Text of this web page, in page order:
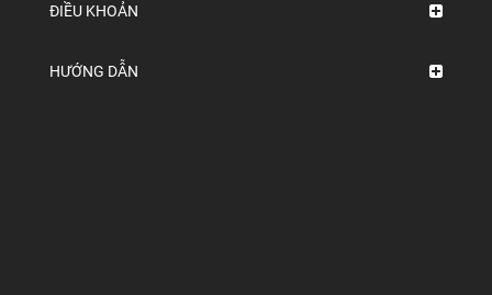
ĐIỀU KHOẢN
HƯỚNG DẪN